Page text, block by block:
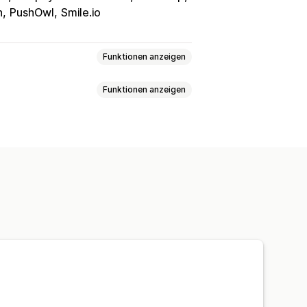
PushOwl Smile.io
Funktionen anzeigen
Funktionen anzeigen